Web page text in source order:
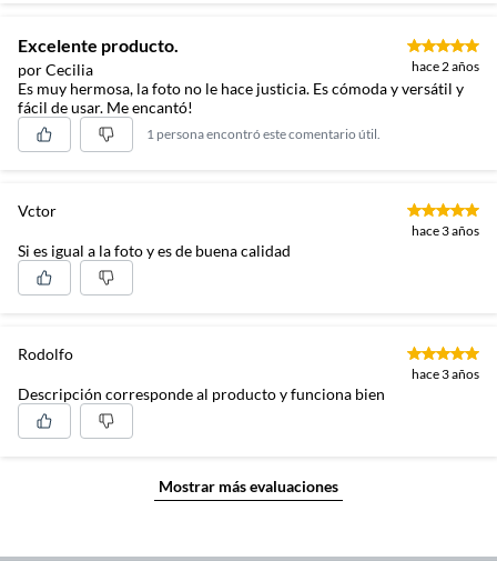
Excelente producto.
por Cecilia hace 2 años
Es muy hermosa, la foto no le hace justicia. Es cómoda y versátil y
fácil de usar. Me encantó!
1 persona encontró este comentario útil.
Vctor
hace 3 años
Si es igual a la foto y es de buena calidad
Rodolfo
hace 3 años
Descripción corresponde al producto y funciona bien
Mostrar más evaluaciones